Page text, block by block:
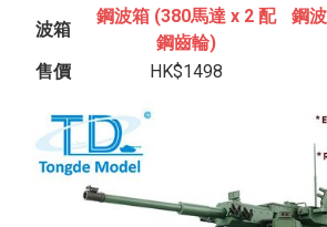
波箱
鋼波箱 (380馬達 x 2 配
鋼齒輪)
鋼
售價
HK$1498